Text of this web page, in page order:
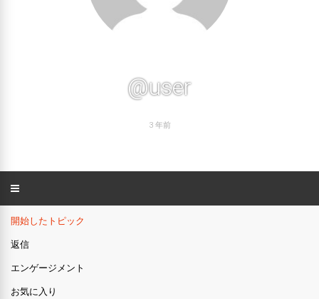
@user
3 年前
開始したトピック
返信
エンゲージメント
お気に入り